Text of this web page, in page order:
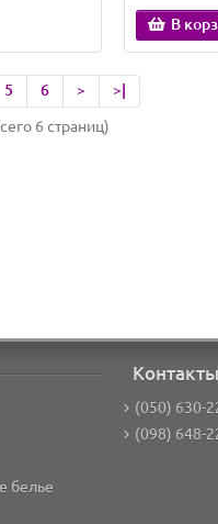
В
5 6 > >|
6 страниц)
белье
Контакты
(050) 630-
(098) 648-